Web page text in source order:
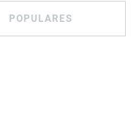
POPULARES